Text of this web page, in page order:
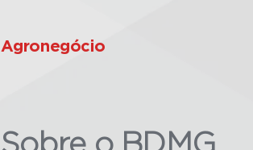
Agronegócio